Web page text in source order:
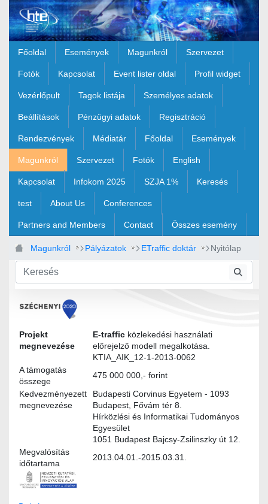
Ugrás a fő tartalomhoz
Főoldal Események Magunkról Szervezet
Fotók Kapcsolat Event lister oldal Profil widget
Vezérlőpult Tagok listája Személyes adatok
Beállítások Pénzügyi adatok Regisztráció
Rendezvények Médiatár Főoldal Események
Magunkról Szervezet Fotók English
Kapcsolat Infokom 2025 SZJA 1% Keresés
test About Us Conferences
Partners and Members Contact Összes esemény
Magunkról Pályázatok ETraffic doktár Nyitólap
Projekt
megnevezése
E-traffic közlekedési használati
előrejelző modell megalkotása.
KTIA_AIK_12-1-2013-0062
A támogatás
összege
475 000 000,- forint
Kedvezményezett
megnevezése
Budapesti Corvinus Egyetem - 1093
Budapest, Fővám tér 8.
Hírközlési és Informatikai Tudományos
Egyesület
1051 Budapest Bajcsy-Zsilinszky út 12.
Megvalósítás
időtartama
2013.04.01.-2015.03.31.